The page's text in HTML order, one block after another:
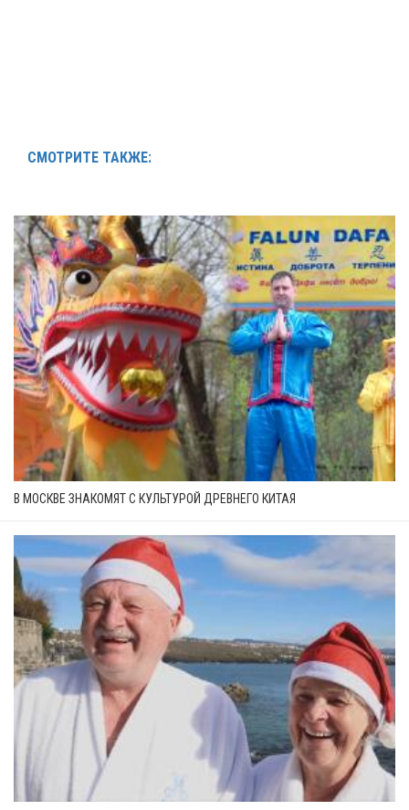
СМОТРИТЕ ТАКЖЕ:
В МОСКВЕ ЗНАКОМЯТ С КУЛЬТУРОЙ ДРЕВНЕГО КИТАЯ